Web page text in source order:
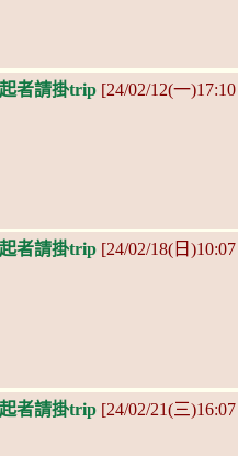
者請掛trip [24/02/12(一
者請掛trip [24/02/18(日
者請掛trip [24/02/21(三